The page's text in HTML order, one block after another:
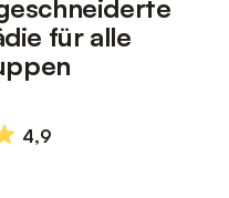
für alle
4,9